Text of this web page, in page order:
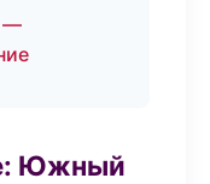
—
Южный